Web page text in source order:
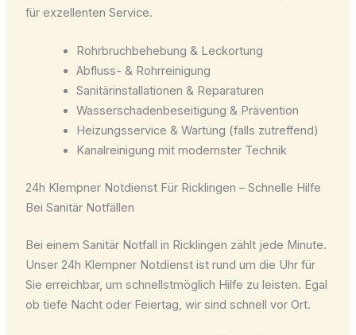
für exzellenten Service.
Rohrbruchbehebung & Leckortung
Abfluss- & Rohrreinigung
Sanitärinstallationen & Reparaturen
Wasserschadenbeseitigung & Prävention
Heizungsservice & Wartung (falls zutreffend)
Kanalreinigung mit modernster Technik
24h Klempner Notdienst Für Ricklingen – Schnelle Hilfe
Bei Sanitär Notfällen
Bei einem Sanitär Notfall in Ricklingen zählt jede Minute.
Unser 24h Klempner Notdienst ist rund um die Uhr für
Sie erreichbar, um schnellstmöglich Hilfe zu leisten. Egal
ob tiefe Nacht oder Feiertag, wir sind schnell vor Ort.